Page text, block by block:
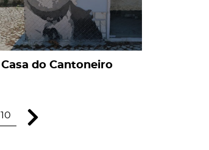
Casa do Cantoneiro
10